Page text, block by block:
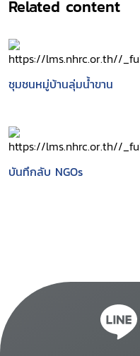
Related content
ชุมชนหมู่บ้านลุ่มน้ำขาน
บันทึกลับ NGOs